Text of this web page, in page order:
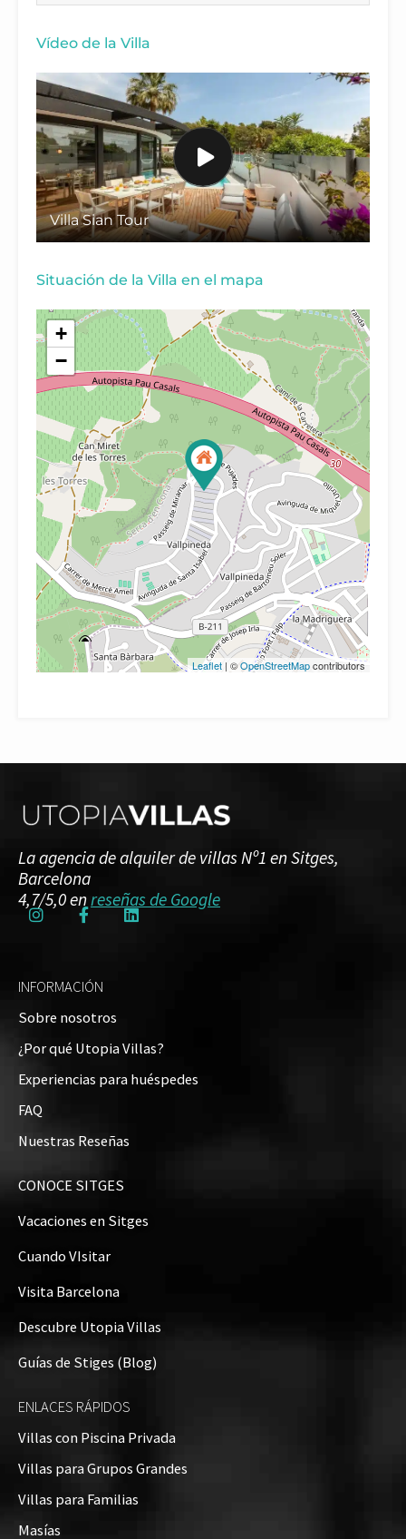
Vídeo de la Villa
Villa Sian Tour
Situación de la Villa en el mapa
+
−
Leaflet | ©OpenStreetMapcontributors
La agencia de alquiler de villas Nº1 en Sitges,
Barcelona
4,7/5,0 enreseñas de Google
INFORMACIÓN
Sobre nosotros
¿Por qué Utopia Villas?
Experiencias para huéspedes
FAQ
Nuestras Reseñas
CONOCE SITGES
Vacaciones en Sitges
Cuando VIsitar
Visita Barcelona
Descubre Utopia Villas
Guías de Stiges (Blog)
ENLACES RÁPIDOS
Villas con Piscina Privada
Villas para Grupos Grandes
Villas para Familias
Masías